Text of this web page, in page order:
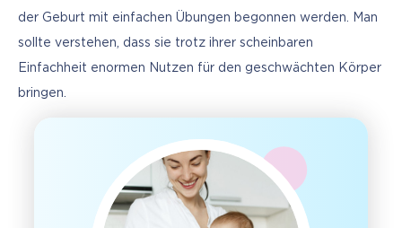
der Geburt mit einfachen Übungen begonnen werden. Man
sollte verstehen, dass sie trotz ihrer scheinbaren
Einfachheit enormen Nutzen für den geschwächten Körper
bringen.